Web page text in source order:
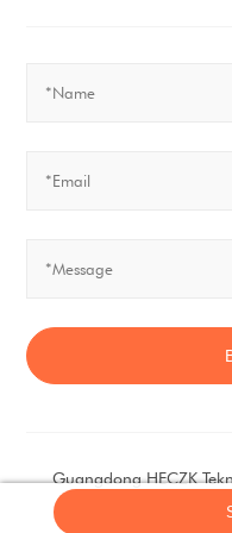
Guangdong HECZK